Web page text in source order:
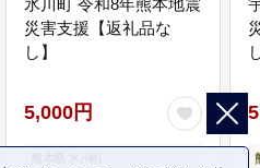
災害支援【返礼品な
し】
5,000円